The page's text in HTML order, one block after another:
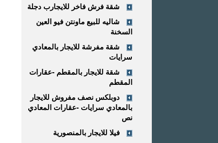
شقة فرش فاخر للايجارب دجلة
شاليه للبيع ماونتن فيو العين
السخنة
شقة مفرشة للايجار بالمعادي
سرايات
شقة للايجار بالمقطم -عقارات
المقطم
دوبلكس نصف مفروش للايجار
بالمعادي سرايات -عقارات المعادي
نص
فيلا للايجار بالمنصورية